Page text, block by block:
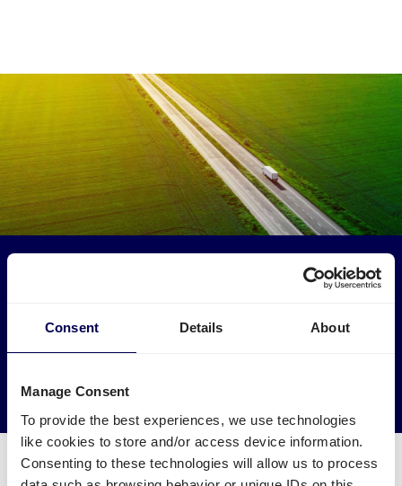
Consent Details About
Manage Consent
To provide the best experiences, we use technologies
like cookies to store and/or access device information.
Consenting to these technologies will allow us to process
Leere Kilometer reduzieren